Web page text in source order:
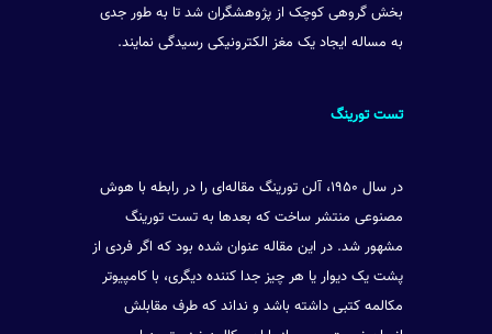
بخش گروهی کوچک از پژوهشگران شد تا به طور جدی
به مساله ایجاد یک مغز الکترونیکی رسیدگی نمایند.
تست تورینگ
در سال ۱۹۵۰، آلن تورینگ مقاله‌ای را در رابطه با هوش
مصنوعی منتشر ساخت که بعد‌ها به تست تورینگ
مشهور شد. در این مقاله عنوان شده بود که اگر فردی از
پشت یک دیوار یا هر چیز جدا کننده دیگری، با کامپیوتر
مکالمه کتبی داشته باشد و نداند که طرف مقابلش